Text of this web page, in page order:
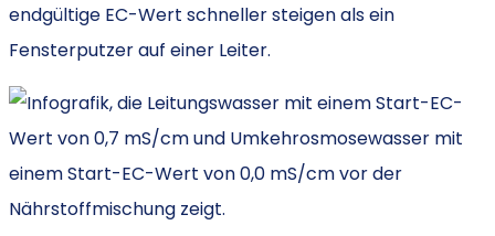
endgültige EC-Wert schneller steigen als ein
Fensterputzer auf einer Leiter.